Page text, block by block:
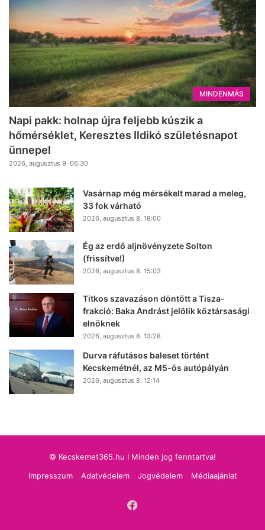
MINDENMÁS
Napi pakk: holnap újra feljebb kúszik a
hőmérséklet, Keresztes Ildikó születésnapot
ünnepel
2026, augusztus 9. 06:30
Vasárnap még mérsékelt marad a meleg,
33 fok várható
2026, augusztus 8. 18:00
Ég az erdő aljnövényzete Solton
(frissítve!)
2026, augusztus 8. 15:03
Titkos szavazáson döntött a Tisza-
frakció: Baka Andrást jelölik köztársasági
elnöknek
2026, augusztus 8. 13:28
Durva ráfutásos baleset történt
Kecskemétnél, az M5-ös autópályán
2026, augusztus 8. 12:14
© Kecskemet365.hu I Minden jog fenntartva!
Impresszum
Adatvédelem Jogvédelem Médiaajánlat